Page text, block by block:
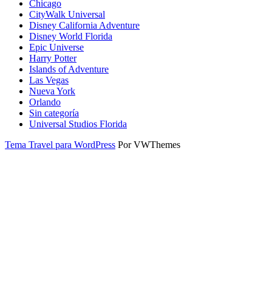
Chicago
CityWalk Universal
Disney California Adventure
Disney World Florida
Epic Universe
Harry Potter
Islands of Adventure
Las Vegas
Nueva York
Orlando
Sin categoría
Universal Studios Florida
Tema Travel para WordPress Por VWThemes